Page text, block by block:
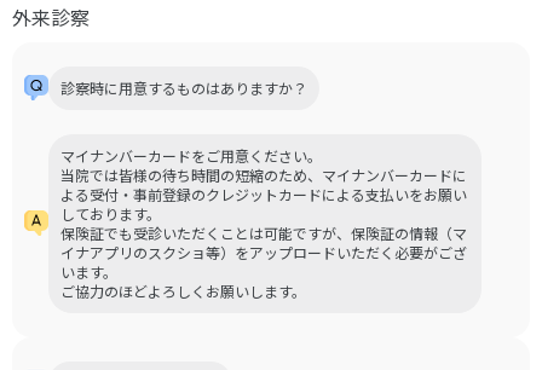
外来診察
診察時に用意するものはありますか？
マイナンバーカードをご用意ください。
当院では皆様の待ち時間の短縮のため、マイナンバーカードに
よる受付・事前登録のクレジットカードによる支払いをお願い
しております。
保険証でも受診いただくことは可能ですが、保険証の情報（マ
イナアプリのスクショ等）をアップロードいただく必要がござ
います。
ご協力のほどよろしくお願いします。